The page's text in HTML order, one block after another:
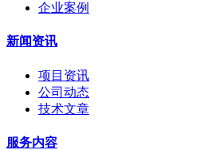
企业案例
新闻资讯
项目资讯
公司动态
技术文章
服务内容